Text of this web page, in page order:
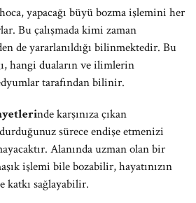
yapacağı büyü bozma işlemini her
Bu çalışmada kimi zaman
de yararlanıldığı bilinmektedir. Bu
hangi duaların ve ilimlerin
tarafından bilinir.
nde karşınıza çıkan
sürece endişe etmenizi
Alanında uzman olan bir
işlemi bile bozabilir, hayatınızın
katkı sağlayabilir.